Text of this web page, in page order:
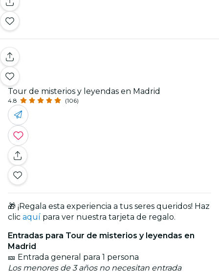
Tour de misterios y leyendas en Madrid
4.8 (106)
🎁 ¡Regala esta experiencia a tus seres queridos! Haz
clic aquí para ver nuestra tarjeta de regalo.
Entradas para Tour de misterios y leyendas en
Madrid
🎫 Entrada general para 1 persona
Los menores de 3 años no necesitan entrada